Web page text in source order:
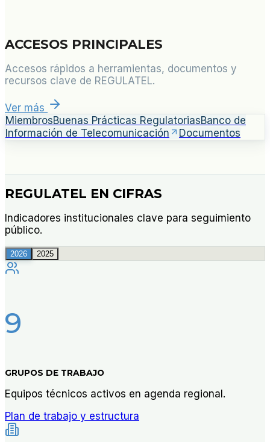
ACCESOS PRINCIPALES
Accesos rápidos a herramientas, documentos y
recursos clave de REGULATEL.
Ver más
MiembrosBuenas Prácticas RegulatoriasBanco de
Información de Telecomunicación
Documentos
REGULATEL EN CIFRAS
Indicadores institucionales clave para seguimiento
público.
2026 2025
9
GRUPOS DE TRABAJO
Equipos técnicos activos en agenda regional.
Plan de trabajo y estructura